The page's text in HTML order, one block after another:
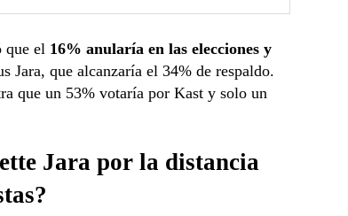
que el 16% anularía en las elecciones y
Jara, que alcanzaría el 34% de respaldo.
que un 53% votaría por Kast y solo un
Jara por la distancia